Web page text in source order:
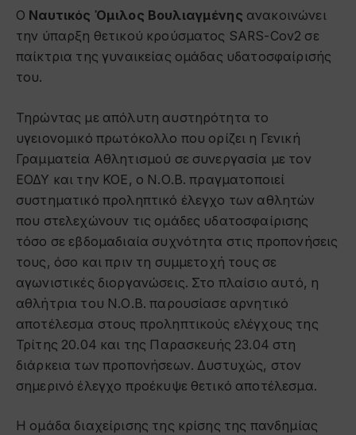
Ο Ναυτικός Όμιλος Βουλιαγμένης ανακοινώνει
την ύπαρξη θετικού κρούσματος SARS-Cov2 σε
παίκτρια της γυναικείας ομάδας υδατοσφαίρισής
του.
Τηρώντας με απόλυτη αυστηρότητα το
υγειονομικό πρωτόκολλο που ορίζει η Γενική
Γραμματεία Αθλητισμού σε συνεργασία με τον
ΕΟΔΥ και την ΚΟΕ, ο Ν.Ο.Β. πραγματοποιεί
συστηματικό προληπτικό έλεγχο των αθλητών
που στελεχώνουν τις ομάδες υδατοσφαίρισης
τόσο σε εβδομαδιαία συχνότητα στις προπονήσεις
τους, όσο και πριν τη συμμετοχή τους σε
αγωνιστικές διοργανώσεις. Στο πλαίσιο αυτό, η
αθλήτρια του Ν.Ο.Β. παρουσίασε αρνητικό
αποτέλεσμα στους προληπτικούς ελέγχους της
Τρίτης 20.04 και της Παρασκευής 23.04 στη
διάρκεια των προπονήσεων. Δυστυχώς, στον
σημερινό έλεγχο προέκυψε θετικό αποτέλεσμα.
Η ομάδα διαχείρισης της κρίσης της πανδημίας